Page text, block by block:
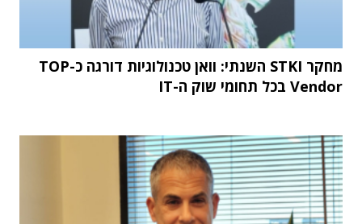
מחקר STKI השנתי: וואן טכנולוגיות דורגה כ-TOP
Vendor בכל תחומי שוק ה-IT